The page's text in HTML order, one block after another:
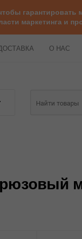
маркетинга и
О НАС